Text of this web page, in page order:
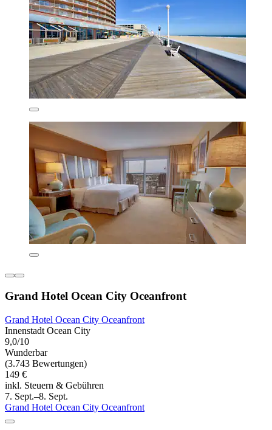
Grand Hotel Ocean City Oceanfront
Grand Hotel Ocean City Oceanfront
Innenstadt Ocean City
9,0/10
Wunderbar
(3.743 Bewertungen)
149 €
inkl. Steuern & Gebühren
7. Sept.–8. Sept.
Grand Hotel Ocean City Oceanfront